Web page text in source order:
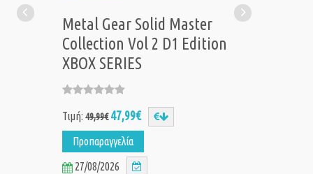
Metal Gear Solid Master
Collection Vol 2 D1 Edition
XBOX SERIES
Τιμή: 49,99€ 47,99€
Προπαραγγελία
27/08/2026